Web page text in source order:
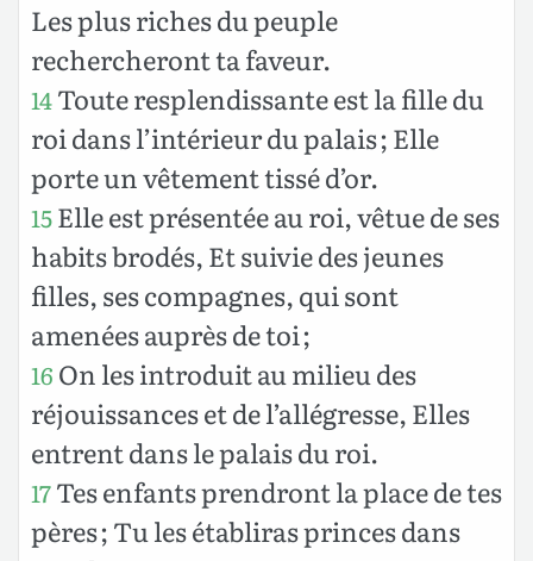
Les plus riches du peuple
rechercheront ta faveur.
14Toute resplendissante est la fille du
roi dans l’intérieur du palais ; Elle
porte un vêtement tissé d’or.
15Elle est présentée au roi, vêtue de ses
habits brodés, Et suivie des jeunes
filles, ses compagnes, qui sont
amenées auprès de toi ;
16 On les introduit au milieu des
réjouissances et de l’allégresse, Elles
entrent dans le palais du roi.
17Tes enfants prendront la place de tes
pères ; Tu les établiras princes dans